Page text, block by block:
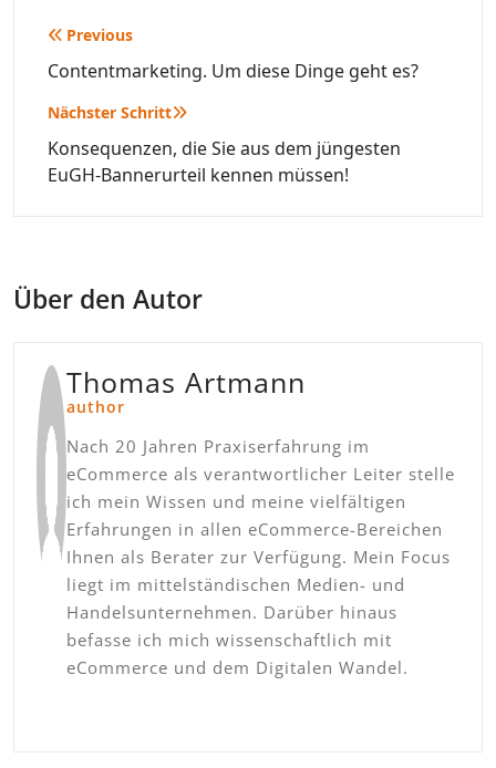
Beitragsnavigation
Previous
Contentmarketing. Um diese Dinge geht es?
Nächster Schritt
Konsequenzen, die Sie aus dem jüngesten
EuGH-Bannerurteil kennen müssen!
Über den Autor
Thomas Artmann
author
Nach 20 Jahren Praxiserfahrung im
eCommerce als verantwortlicher Leiter stelle
ich mein Wissen und meine vielfältigen
Erfahrungen in allen eCommerce-Bereichen
Ihnen als Berater zur Verfügung. Mein Focus
liegt im mittelständischen Medien- und
Handelsunternehmen. Darüber hinaus
befasse ich mich wissenschaftlich mit
eCommerce und dem Digitalen Wandel.